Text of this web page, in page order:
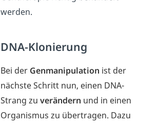
werden.
DNA-Klonierung
Bei der Genmanipulation ist der
nächste Schritt nun, einen DNA-
Strang zuverändern und in einen
Organismus zu übertragen. Dazu